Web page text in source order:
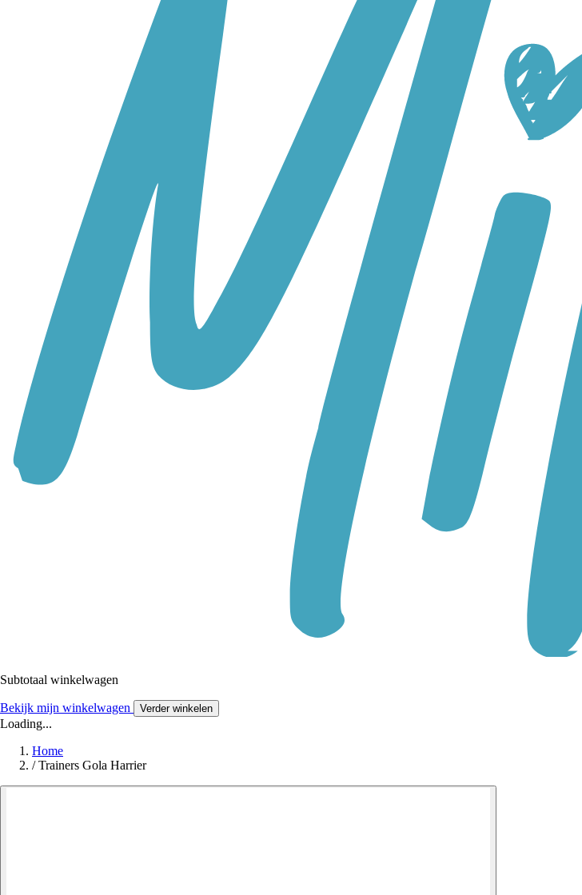
Subtotaal winkelwagen
Bekijk mijn winkelwagen Verder winkelen
Loading...
Home
/ Trainers Gola Harrier